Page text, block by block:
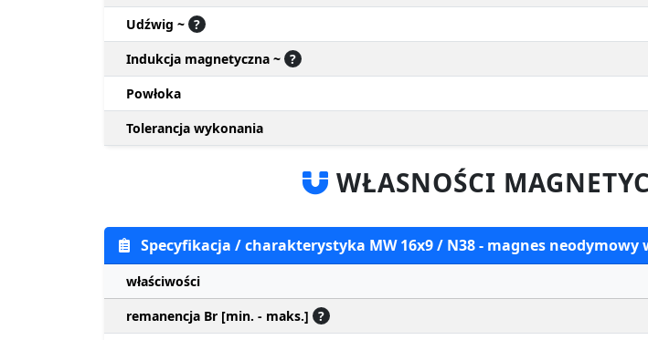
Udźwig ~ ?
Indukcja magnetyczna ~ ?
Powłoka
Tolerancja wykonania
WŁASNOŚCI
Specyfikacja / charakterystyka MW 16x9 / N38 - magnes neodymowy
właściwości
remanencja Br [min. - maks.] ?